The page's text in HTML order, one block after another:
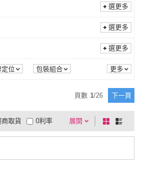
選更多
選更多
選更多
定位
包裝組合
頁數 1/26 下一頁
展開
電視購物
商取貨 0利率
棋
盤
列